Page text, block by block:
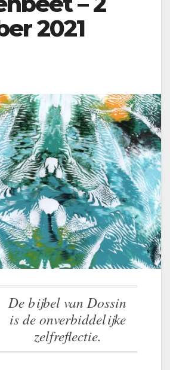
2021
De bijbel van Dossin
is de onverbiddelijke
zelfreflectie.